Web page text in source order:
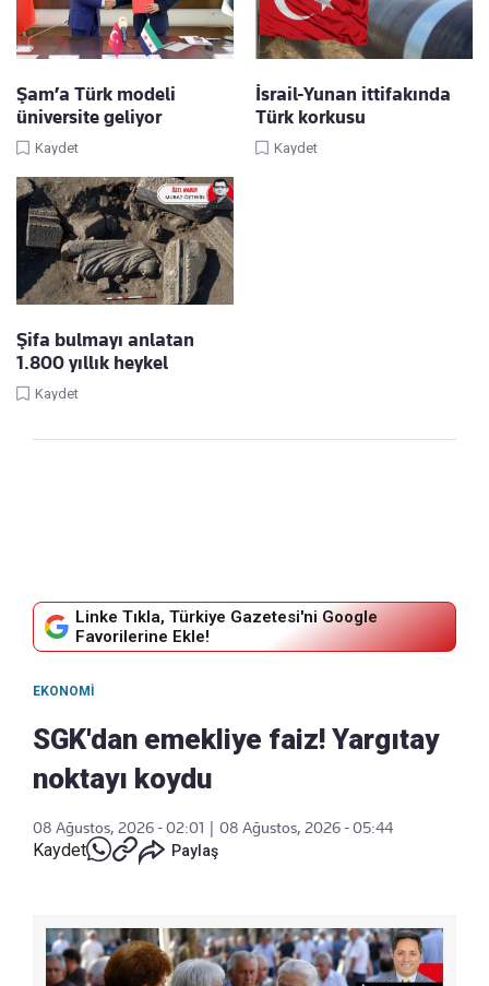
Şam’a Türk modeli
üniversite geliyor
Kaydet
İsrail-Yunan ittifakında
Türk korkusu
Kaydet
Şifa bulmayı anlatan
1.800 yıllık heykel
Kaydet
Linke Tıkla, Türkiye Gazetesi'ni Google
Favorilerine Ekle!
EKONOMI
SGK'dan emekliye faiz! Yargıtay
noktayı koydu
08 Ağustos, 2026 - 02:01 08 Ağustos, 2026 - 05:44
Kaydet Paylaş